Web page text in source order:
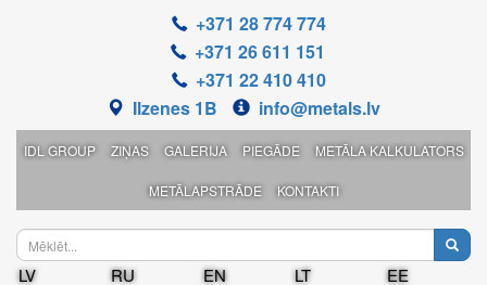
+371 28 774 774
+371 26 611 151
+371 22 410 410
Ilzenes 1B
info@metals.lv
IDL GROUP ZIŅAS GALERIJA PIEGĀDE METĀLA KALKULATORS
METĀLAPSTRĀDE KONTAKTI
LV RU EN LT
EE